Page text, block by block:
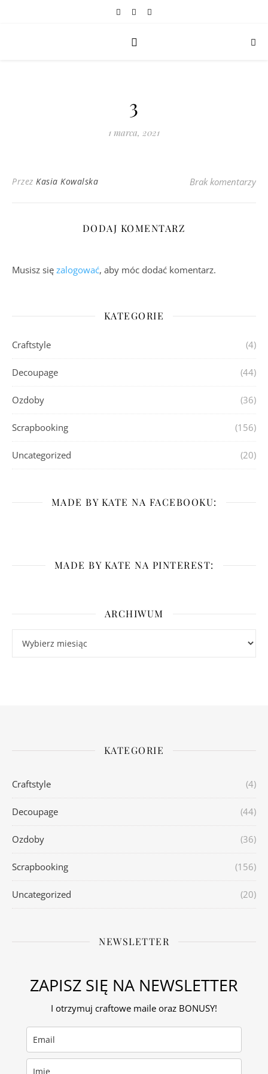
3
1 marca, 2021
Przez Kasia Kowalska Brak komentarzy
DODAJ KOMENTARZ
Musisz się zalogować, aby móc dodać komentarz.
KATEGORIE
Craftstyle (4)
Decoupage (44)
Ozdoby (36)
Scrapbooking (156)
Uncategorized (20)
MADE BY KATE NA FACEBOOKU:
MADE BY KATE NA PINTEREST:
ARCHIWUM
KATEGORIE
Craftstyle (4)
Decoupage (44)
Ozdoby (36)
Scrapbooking (156)
Uncategorized (20)
NEWSLETTER
ZAPISZ SIĘ NA NEWSLETTER
I otrzymuj craftowe maile oraz BONUSY!